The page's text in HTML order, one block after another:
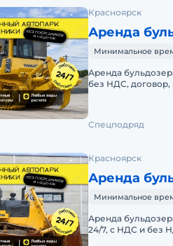
Красноярск
Аренда
Минимальное
Аренда
без НДС,
Спецподряд
Красноярск
Аренда
Минимальное
Аренда
24/7, с НДС и без